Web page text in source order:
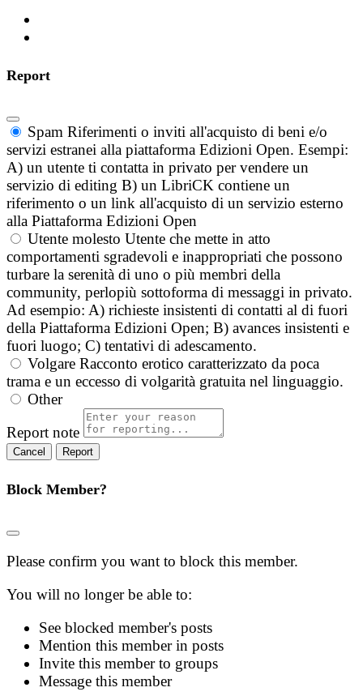
Report
Spam Riferimenti o inviti all'acquisto di beni e/o
servizi estranei alla piattaforma Edizioni Open. Esempi:
A) un utente ti contatta in privato per vendere un
servizio di editing B) un LibriCK contiene un
riferimento o un link all'acquisto di un servizio esterno
alla Piattaforma Edizioni Open
Utente molesto Utente che mette in atto
comportamenti sgradevoli e inappropriati che possono
turbare la serenità di uno o più membri della
community, perlopiù sottoforma di messaggi in privato.
Ad esempio: A) richieste insistenti di contatti al di fuori
della Piattaforma Edizioni Open; B) avances insistenti e
fuori luogo; C) tentativi di adescamento.
Volgare Racconto erotico caratterizzato da poca
trama e un eccesso di volgarità gratuita nel linguaggio.
Other
Report note
Report
Block Member?
Please confirm you want to block this member.
You will no longer be able to:
See blocked member's posts
Mention this member in posts
Invite this member to groups
Message this member